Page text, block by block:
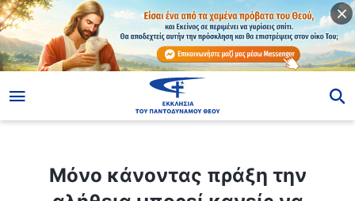
Μόνο κάνοντας πράξη την